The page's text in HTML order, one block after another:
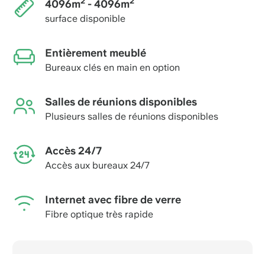
4096m - 4096m
surface disponible
Entièrement meublé
Bureaux clés en main en option
Salles de réunions disponibles
Plusieurs salles de réunions disponibles
Accès 24/7
Accès aux bureaux 24/7
Internet avec fibre de verre
Fibre optique très rapide